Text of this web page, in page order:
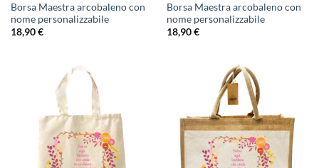
Borsa Maestra arcobaleno con
nome personalizzabile
18,90€
Borsa Maestra arcobaleno con
nome personalizzabile
18,90€